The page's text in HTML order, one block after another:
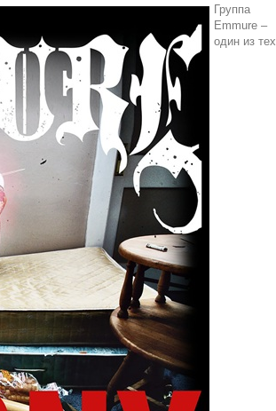
Группа
Emmure –
один из тех